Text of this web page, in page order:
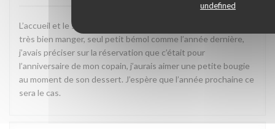
undefined
L’accueil et le service chaleureux et impeccable, nous avons
très bien manger, seul petit bémol comme l’année dernière,
j’avais préciser sur la réservation que c’était pour
l’anniversaire de mon copain, j’aurais aimer une petite bougie
au moment de son dessert. J’espère que l’année prochaine ce
sera le cas.